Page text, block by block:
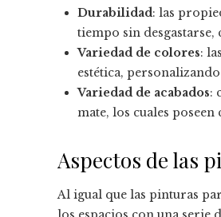
Durabilidad: las
tiempo sin
Variedad de colores:
estética,
Variedad de acabados:
mate, los cuales
Aspectos de las
Al igual que las pinturas